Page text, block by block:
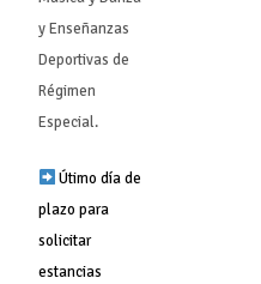
y Enseñanzas
Deportivas de
Régimen
Especial.
Útimo día de
plazo para
solicitar
estancias